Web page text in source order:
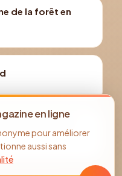
de la forêt en
| Sucrerie de
en ligne
pour améliorer
aussi sans